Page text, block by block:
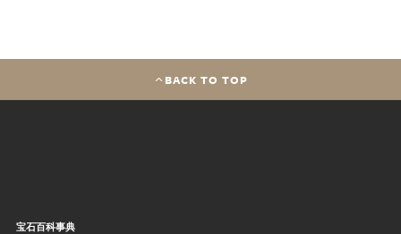
BACK TO TOP
宝石百科事典